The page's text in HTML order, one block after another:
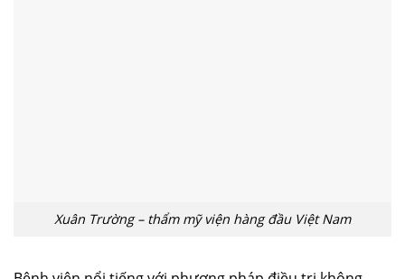
Xuân Trường – thẩm mỹ viện hàng đầu Việt Nam